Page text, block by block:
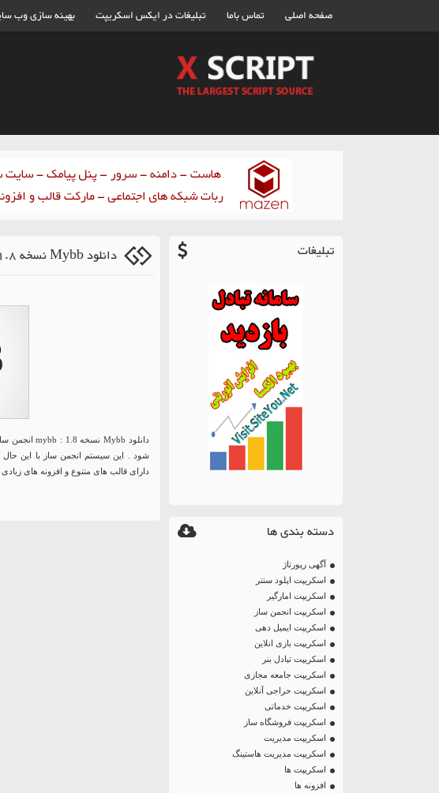
صفحه اصلی تماس باما تبلیغات در ایکس اسکریپت بهینه سازی وب
تبلیغات
دسته بندی ها
آگهی رپورتاژ
اسکریپت اپلود سنتر
اسکریپت امارگیر
اسکریپت انجمن ساز
اسکریپت ایمیل دهی
اسکریپت بازی انلاین
اسکریپت تبادل بنر
اسکریپت جامعه مجازی
اسکریپت حراجی آنلاین
اسکریپت خدماتی
اسکریپت فروشگاه ساز
اسکریپت مدیریت
اسکریپت مدیریت هاستینگ
اسکریپت ها
افزونه ها
دانلود Mybb نسخه 1.8 فارسی
شود . این سیستم انجمن ساز با این
دارای قالب های متنوع و افزونه های